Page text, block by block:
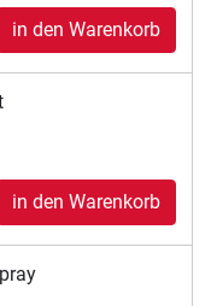
in den Warenkorb
in den Warenkorb